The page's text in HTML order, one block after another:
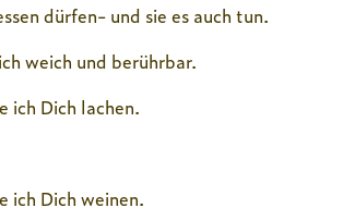
dürfen- und sie es auch tun.
weich und berührbar.
ich Dich lachen.
ich Dich weinen.